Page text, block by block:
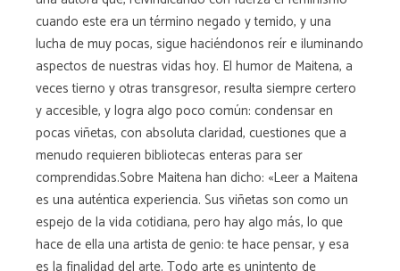
cuando este era un término negado y temido, y una
lucha de muy pocas, sigue haciéndonos reír e iluminando
aspectos de nuestras vidas hoy. El humor de Maitena, a
veces tierno y otras transgresor, resulta siempre certero
y accesible, y logra algo poco común: condensar en
pocas viñetas, con absoluta claridad, cuestiones que a
menudo requieren bibliotecas enteras para ser
comprendidas.Sobre Maitena han dicho: «Leer a Maitena
es una auténtica experiencia. Sus viñetas son como un
espejo de la vida cotidiana, pero hay algo más, lo que
hace de ella una artista de genio: te hace pensar, y esa